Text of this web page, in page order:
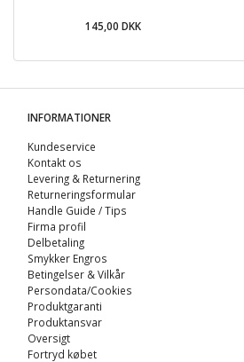
145,00 DKK
INFORMATIONER
Kundeservice
Kontakt os
Levering & Returnering
Returneringsformular
Handle Guide / Tips
Firma profil
Delbetaling
Smykker Engros
Betingelser & Vilkår
Persondata/Cookies
Produktgaranti
Produktansvar
Oversigt
Fortryd købet